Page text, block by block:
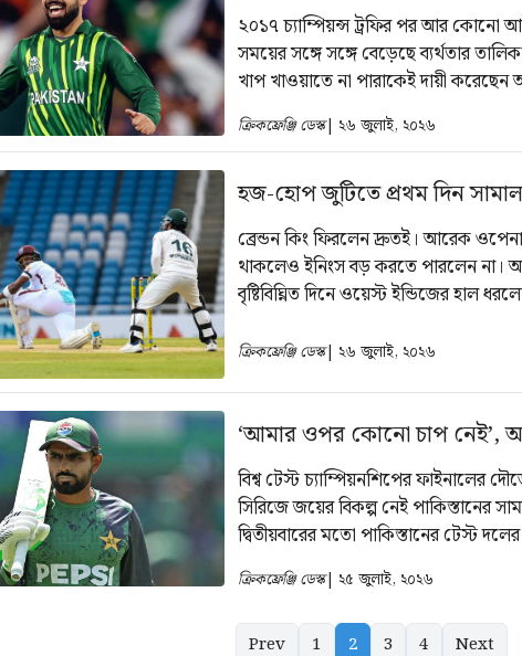
২০১৭ চ্যাম্পিয়ন্স ট্রফির পর আর কোনো
সময়ের সঙ্গে সঙ্গে বেড়েছে ব্যর্থতার
খাপ খাওয়াতে না পারাকেই দায়ী করেছেন
এখন সবাই বুঝতে পারছে এবং সেটি দূর
ক্রিকফ্রেঞ্জি ডেস্ক| ২৬ জুলাই, ২০২৬
হজ-হোপ জুটিতে প্রথম দিন
ব্রেন্ডন কিং ফিরলেন দ্রুতই। আরেক
থাকলেও ইনিংস বড় করতে পারলেন না।
বৃষ্টিবিঘ্নিত দিনে ওয়েস্ট ইন্ডিজের হাল
দুজনের অবিচ্ছিন্ন জুটিতে প্রথম দিন
ক্রিকফ্রেঞ্জি ডেস্ক| ২৬ জুলাই, ২০২৬
‘আমার ওপর কোনো চাপ নেই’,
বিশ্ব টেস্ট চ্যাম্পিয়নশিপের ফাইনালের
সিরিজে জয়ের বিকল্প নেই পাকিস্তানের
দ্বিতীয়বারের মতো পাকিস্তানের টেস্ট
তাই পাকিস্তানি এই ব্যাটারের জন্যও অনেক
ক্রিকফ্রেঞ্জি ডেস্ক| ২৫ জুলাই, ২০২৬
Prev 1 2 3 4 Next